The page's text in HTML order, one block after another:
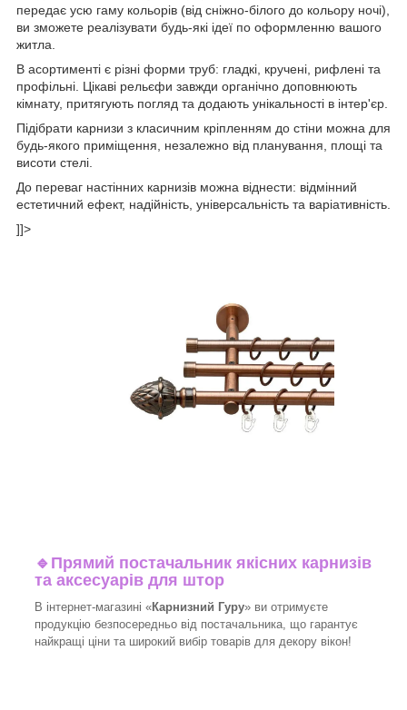
передає усю гаму кольорів (від сніжно-білого до кольору ночі),
ви зможете реалізувати будь-які ідеї по оформленню вашого
житла.
В асортименті є різні форми труб: гладкі, кручені, рифлені та
профільні. Цікаві рельєфи завжди органічно доповнюють
кімнату, притягують погляд та додають унікальності в інтер'єр.
Підібрати карнизи з класичним кріпленням до стіни можна для
будь-якого приміщення, незалежно від планування, площі та
висоти стелі.
До переваг настінних карнизів можна віднести: відмінний
естетичний ефект, надійність, універсальність та варіативність.
]]>
🔹 Прямий постачальник якісних карнизів
та аксесуарів для штор
В інтернет-магазині «Карнизний Гуру» ви отримуєте
продукцію безпосередньо від постачальника, що гарантує
найкращі ціни та широкий вибір товарів для декору вікон!